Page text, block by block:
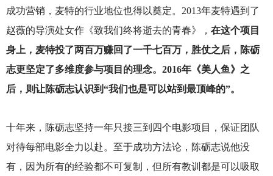
成功营销，麦特的行业地位也得以奠定。2013年麦特遇到了
赵薇的导演处女作《致我们终将逝去的青春》， 在这个项目
身上，麦特投了两百万赚回了一千七百万，胜仗之后，陈砺
志更坚定了多维度参与项目的理念。2016年《美人鱼》之
后，则让陈砺志认识到“我们也是可以站到最顶峰的”。
十年来，陈砺志坚持一年只接三到四个电影项目，保证团队
对待每部电影全力以赴。至于成功方法论，陈砺志说他没
有，因为所有的经验都不可复制，但所有教训都是可以吸取